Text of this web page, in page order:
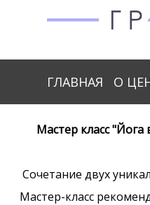
ГЛАВНАЯ О
Мастер класс "Йога
Сочетание двух
Мастер-класс